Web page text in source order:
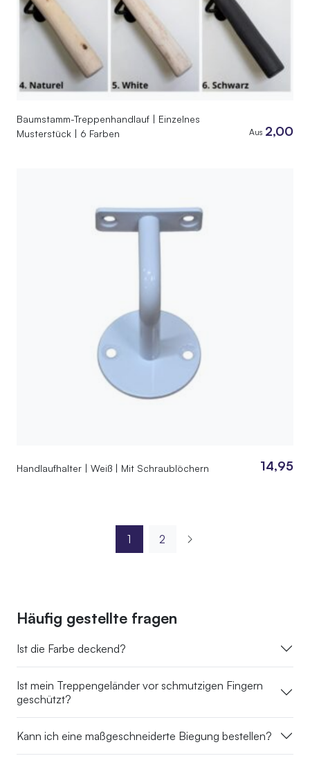
Baumstamm-Treppenhandlauf | Einzelnes
Musterstück | 6 Farben
Aus 2,00
Handlaufhalter | Weiß | Mit Schraublöchern 14,95
1 2
Häufig gestellte fragen
Ist die Farbe deckend?
Ist mein Treppengeländer vor schmutzigen Fingern
geschützt?
Kann ich eine maßgeschneiderte Biegung bestellen?